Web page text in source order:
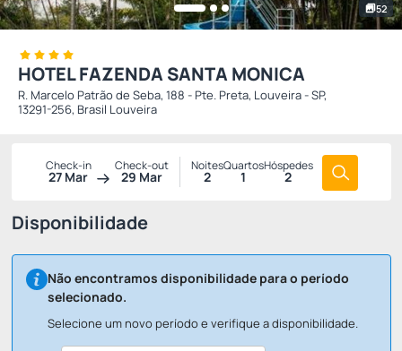
52
HOTEL FAZENDA SANTA MONICA
R. Marcelo Patrão de Seba, 188 - Pte. Preta, Louveira - SP,
13291-256, Brasil Louveira
Check-in
27 Mar
Check-out
29 Mar
Noites
2
Quartos
1
Hóspedes
2
Disponibilidade
Não encontramos disponibilidade para o período
selecionado.
Selecione um novo período e verifique a disponibilidade.